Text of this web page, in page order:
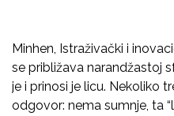
Minhen, Istraživački i
se približava narandžastoj
je i prinosi je licu. Nekoliko
odgovor: nema sumnje, ta